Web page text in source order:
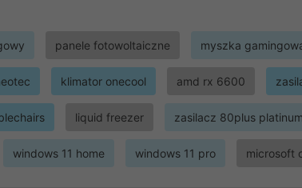
panele fotowoltaiczne myszka
klimator onecool amd rx 6600
liquid freezer zasilacz 80plus platinum
windows 11 home windows 11 pro microsoft